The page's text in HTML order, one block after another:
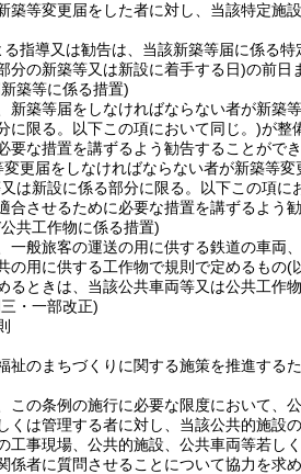
築等変更届をした者に対し、当該特定施
指導又は勧告は、当該新築等届に係る
分の新築等又は新設に着手する日)の前日
築等に係る措置)
新築等届をしなければならない者が新築
に限る。以下この項において同じ。)が整
要な措置を講ずるよう勧告することができ
更届をしなければならない者が新築等
は新設に係る部分に限る。以下この項に
合させるために必要な措置を講ずるよう
共工作物に係る措置)
一般旅客の運送の用に供する鉄道の車両
の用に供する工作物で規則で定めるもの(
るときは、当該公共車両等又は公共工作
・一部改正)
祉のまちづくりに関する施策を推進する
この条例の施行に必要な限度において、
くは管理する者に対し、当該公共的施設
工事現場、公共的施設、公共車両等若し
係者に質問させることについて協力を求